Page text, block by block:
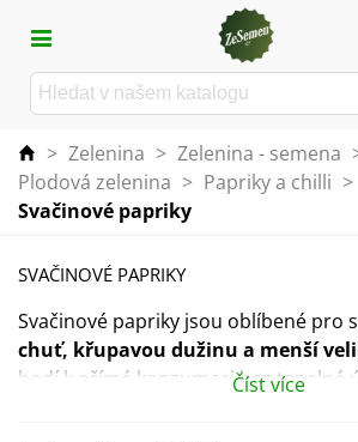
> Zelenina > Zelenina - semena
Plodová zelenina > Papriky a chilli >
Svačinové papriky
SVAČINOVÉ PAPRIKY
Svačinové papriky jsou oblíbené pro
chuť, křupavou dužinu a menší
hodí k přímé konzumaci bez tepelné
Číst více